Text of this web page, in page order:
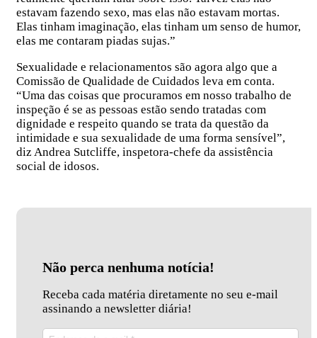
estavam fazendo sexo, mas elas não estavam mortas.
Elas tinham imaginação, elas tinham um senso de humor,
elas me contaram piadas sujas.”
Sexualidade e relacionamentos são agora algo que a
Comissão de Qualidade de Cuidados leva em conta.
“Uma das coisas que procuramos em nosso trabalho de
inspeção é se as pessoas estão sendo tratadas com
dignidade e respeito quando se trata da questão da
intimidade e sua sexualidade de uma forma sensível”,
diz Andrea Sutcliffe, inspetora-chefe da assistência
social de idosos.
Não perca nenhuma notícia!
Receba cada matéria diretamente no seu e-mail
assinando a newsletter diária!